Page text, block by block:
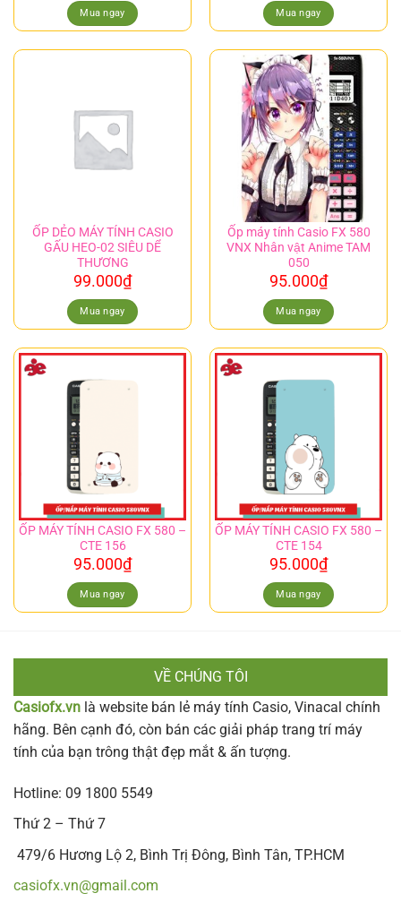
Mua ngay Mua ngay
ỐP DẺO MÁY TÍNH CASIO
GẤU HEO-02 SIÊU DỂ
THƯƠNG
99.000₫
Mua ngay
Ốp máy tính Casio FX 580
VNX Nhân vật Anime TAM
050
95.000₫
Mua ngay
ỐP MÁY TÍNH CASIO FX 580 –
CTE 156
95.000₫
Mua ngay
ỐP MÁY TÍNH CASIO FX 580 –
CTE 154
95.000₫
Mua ngay
VỀ CHÚNG TÔI
Casiofx.vn là website bán lẻ máy tính Casio, Vinacal chính
hãng. Bên cạnh đó, còn bán các giải pháp trang trí máy
tính của bạn trông thật đẹp mắt & ấn tượng.
Hotline: 09 1800 5549
Thứ 2 – Thứ 7
479/6 Hương Lộ 2, Bình Trị Đông, Bình Tân, TP.HCM
casiofx.vn@gmail.com